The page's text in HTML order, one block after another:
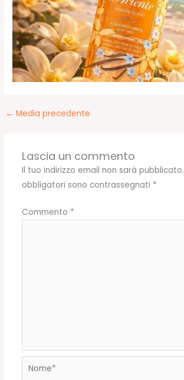
← Media precedente
Lascia un commento
Il tuo indirizzo email non sarà pubblicato.
obbligatori sono contrassegnati *
Commento *
Nome*